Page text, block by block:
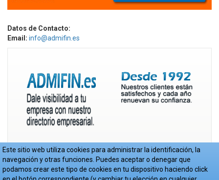
Datos de Contacto:
Email: info@admifin.es
Este sitio web utiliza cookies para administrar la identificación, la
navegación y otras funciones. Puedes aceptar o denegar que
podamos crear este tipo de cookies en tu dispositivo haciendo click